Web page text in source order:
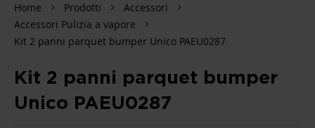
Home Prodotti
Accessori
Accessori Pulizia a vapore
Kit 2 panni parquet bumper Unico PAEU0287
Kit 2 panni parquet bumper
Unico PAEU0287